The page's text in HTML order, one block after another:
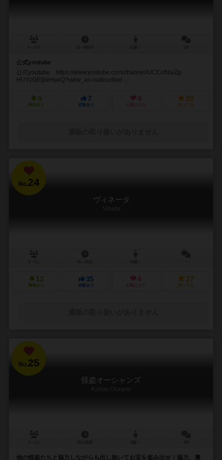
公式youtube
公式youtube https://www.youtube.com/channel/UCCcINwZg-
HUYcGEljblHswQ?view_as=subscriber ...
9
興味あり
7
経験あり
4
お気に入り
20
持ってる
No.24
ヴィネータ
Vineta
12
興味あり
35
経験あり
4
お気に入り
27
持ってる
No.25
怪盗オーシャンズ
Kaitou Oceans
他の怪盗たちと協力しながらも出し抜いてお宝を盗み出せ！協力、裏